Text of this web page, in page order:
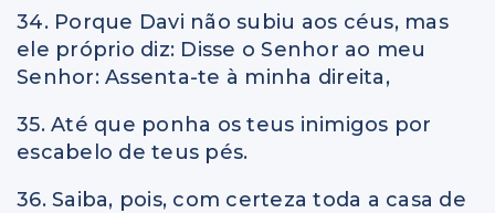
34. Porque Davi não subiu aos céus, mas
ele próprio diz: Disse o Senhor ao meu
Senhor: Assenta-te à minha direita,
35. Até que ponha os teus inimigos por
escabelo de teus pés.
36. Saiba, pois, com certeza toda a casa de